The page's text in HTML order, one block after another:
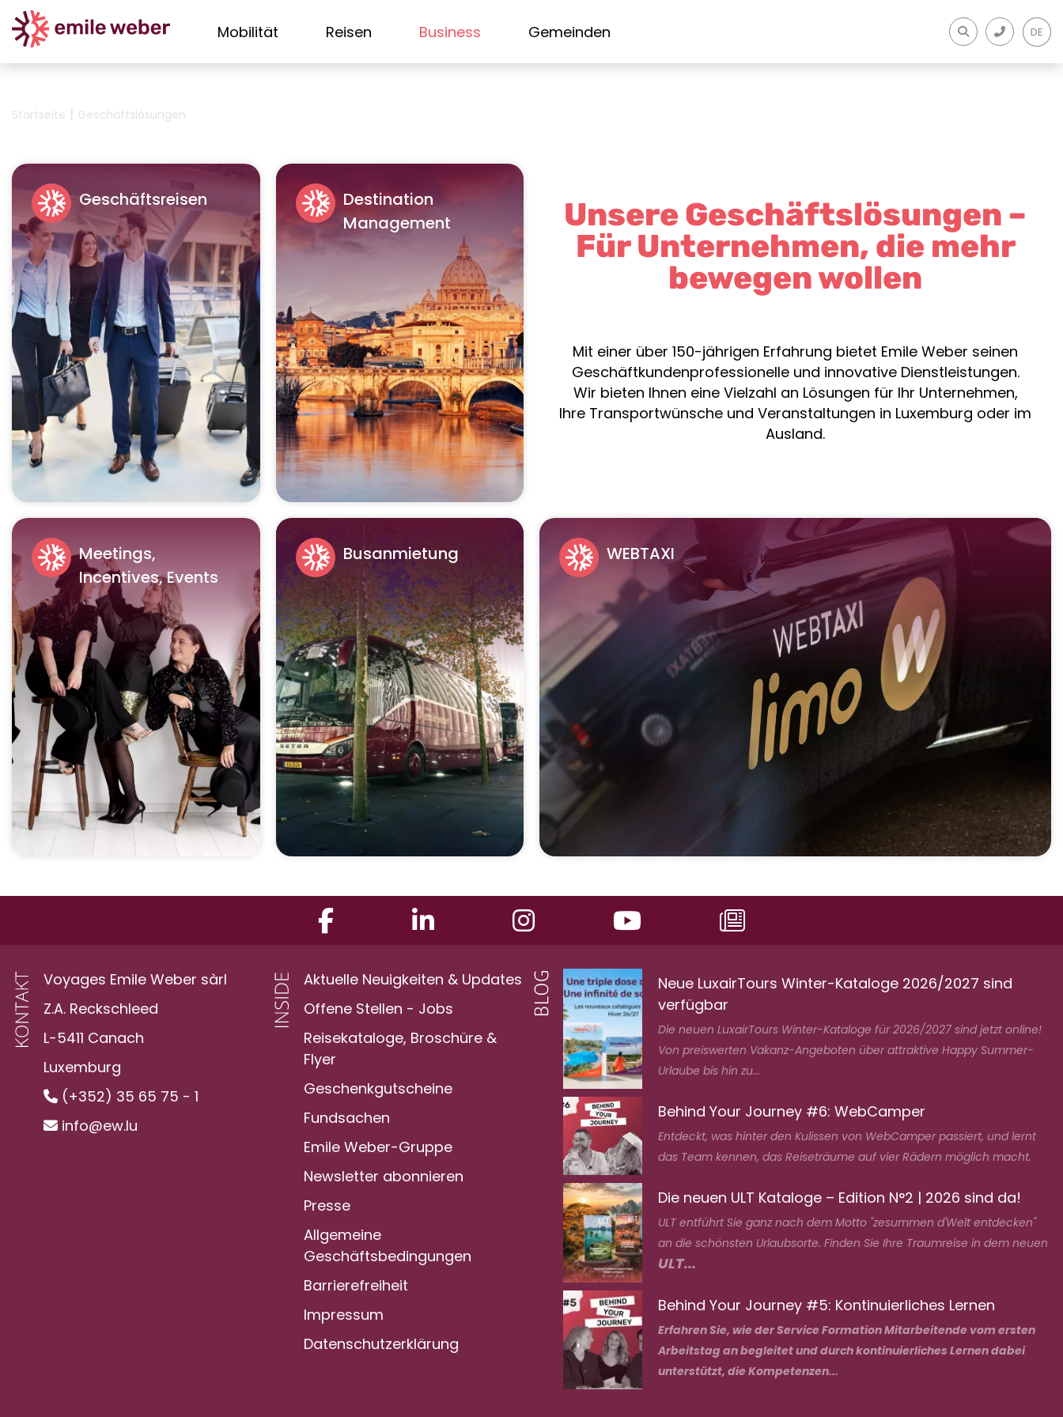
Mobilität Reisen Business Gemeinden DE
Startseite | Geschäftslösungen
Unsere Geschäftslösungen –
Für Unternehmen, die mehr
bewegen wollen
Mit einer über 150-jährigen Erfahrung bietet Emile Weber seinen
Geschäftkundenprofessionelle und innovative Dienstleistungen.
Wir bieten Ihnen eine Vielzahl an Lösungen für Ihr Unternehmen,
Ihre Transportwünsche und Veranstaltungen in Luxemburg oder im
Ausland.
Geschäftsreisen
Destination
Management
Meetings,
Incentives, Events
Busanmietung WEBTAXI
Voyages Emile Weber sàrl
Z.A. Reckschleed
L-5411 Canach
Luxemburg
(+352) 35 65 75 - 1
info@ew.lu
Aktuelle Neuigkeiten & Updates
Offene Stellen - Jobs
Reisekataloge, Broschüre &
Flyer
Geschenkgutscheine
Fundsachen
Emile Weber-Gruppe
Newsletter abonnieren
Presse
Allgemeine
Geschäftsbedingungen
Barrierefreiheit
Impressum
Datenschutzerklärung
Neue LuxairTours Winter-Kataloge 2026/2027 sind
verfügbar
Die neuen LuxairTours Winter-Kataloge für 2026/2027 sind jetzt online!
Von preiswerten Vakanz-Angeboten über attraktive Happy Summer-
Urlaube bis hin zu...
Behind Your Journey #6: WebCamper
Entdeckt, was hinter den Kulissen von WebCamper passiert, und lernt
das Team kennen, das Reiseträume auf vier Rädern möglich macht.
Die neuen ULT Kataloge – Edition N°2 | 2026 sind da!
ULT entführt Sie ganz nach dem Motto "zesummen d'Welt entdecken"
an die schönsten Urlaubsorte. Finden Sie Ihre Traumreise in dem neuen
ULT...
Behind Your Journey #5: Kontinuierliches Lernen
Erfahren Sie, wie der Service Formation Mitarbeitende vom ersten
Arbeitstag an begleitet und durch kontinuierliches Lernen dabei
unterstützt, die Kompetenzen...